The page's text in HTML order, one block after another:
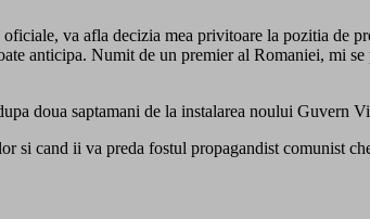
oficiale, va afla decizia mea privitoare la pozitia de
anticipa. Numit de un premier al Romaniei, mi
doua saptamani de la instalarea noului Guvern
si cand ii va preda fostul propagandist comunist